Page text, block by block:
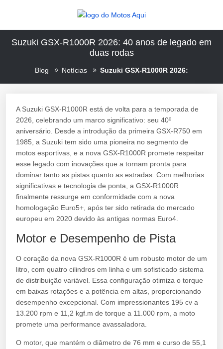
Suzuki GSX-R1000R 2026: 40 anos de legado em
duas rodas
Blog Notícias Suzuki GSX-R1000R 2026:
A Suzuki GSX-R1000R está de volta para a temporada de
2026, celebrando um marco significativo: seu 40º
aniversário. Desde a introdução da primeira GSX-R750 em
1985, a Suzuki tem sido uma pioneira no segmento de
motos esportivas, e a nova GSX-R1000R promete respeitar
esse legado com inovações que a tornam pronta para
dominar tanto as pistas quanto as estradas. Com melhorias
significativas e tecnologia de ponta, a GSX-R1000R
finalmente ressurge em conformidade com a nova
homologação Euro5+, após ter sido retirada do mercado
europeu em 2020 devido às antigas normas Euro4.
Motor e Desempenho de Pista
O coração da nova GSX-R1000R é um robusto motor de um
litro, com quatro cilindros em linha e um sofisticado sistema
de distribuição variável. Essa configuração otimiza o torque
em baixas rotações e a potência em altas, proporcionando
desempenho excepcional. Com impressionantes 195 cv a
13.200 rpm e 11,2 kgf.m de torque a 11.000 rpm, a moto
promete uma performance avassaladora.
O motor, que mantém o diâmetro de 76 mm e curso de 55,1